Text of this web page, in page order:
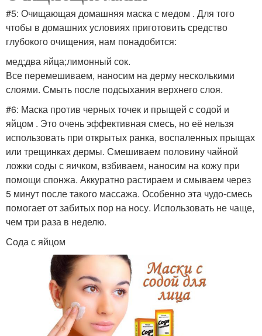
#5: Очищающая домашняя маска с медом . Для того
чтобы в домашних условиях приготовить средство
глубокого очищения, нам понадобится:
мед;два яйца;лимонный сок.
Все перемешиваем, наносим на дерму несколькими
слоями. Смыть после подсыхания верхнего слоя.
#6: Маска против черных точек и прыщей с содой и
яйцом . Это очень эффективная смесь, но её нельзя
использовать при открытых ранка, воспаленных прыщах
или трещинках дермы. Смешиваем половину чайной
ложки соды с яичком, взбиваем, наносим на кожу при
помощи спонжа. Аккуратно растираем и смываем через
5 минут после такого массажа. Особенно эта чудо-смесь
помогает от забитых пор на носу. Использовать не чаще,
чем три раза в неделю.
Сода с яйцом